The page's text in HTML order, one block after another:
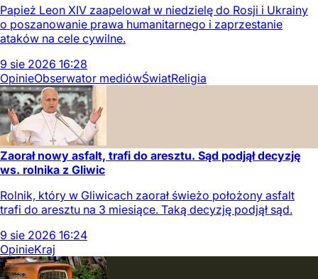
Papież Leon XIV zaapelował w niedzielę do Rosji i Ukrainy
o poszanowanie prawa humanitarnego i zaprzestanie
ataków na cele cywilne.
9 sie 2026 16:28
OpinieObserwator mediówŚwiatReligia
Zaorał nowy asfalt, trafi do aresztu. Sąd podjął decyzję
ws. rolnika z Gliwic
Rolnik, który w Gliwicach zaorał świeżo położony asfalt
trafi do aresztu na 3 miesiące. Taką decyzję podjął sąd.
9 sie 2026 16:24
OpinieKraj